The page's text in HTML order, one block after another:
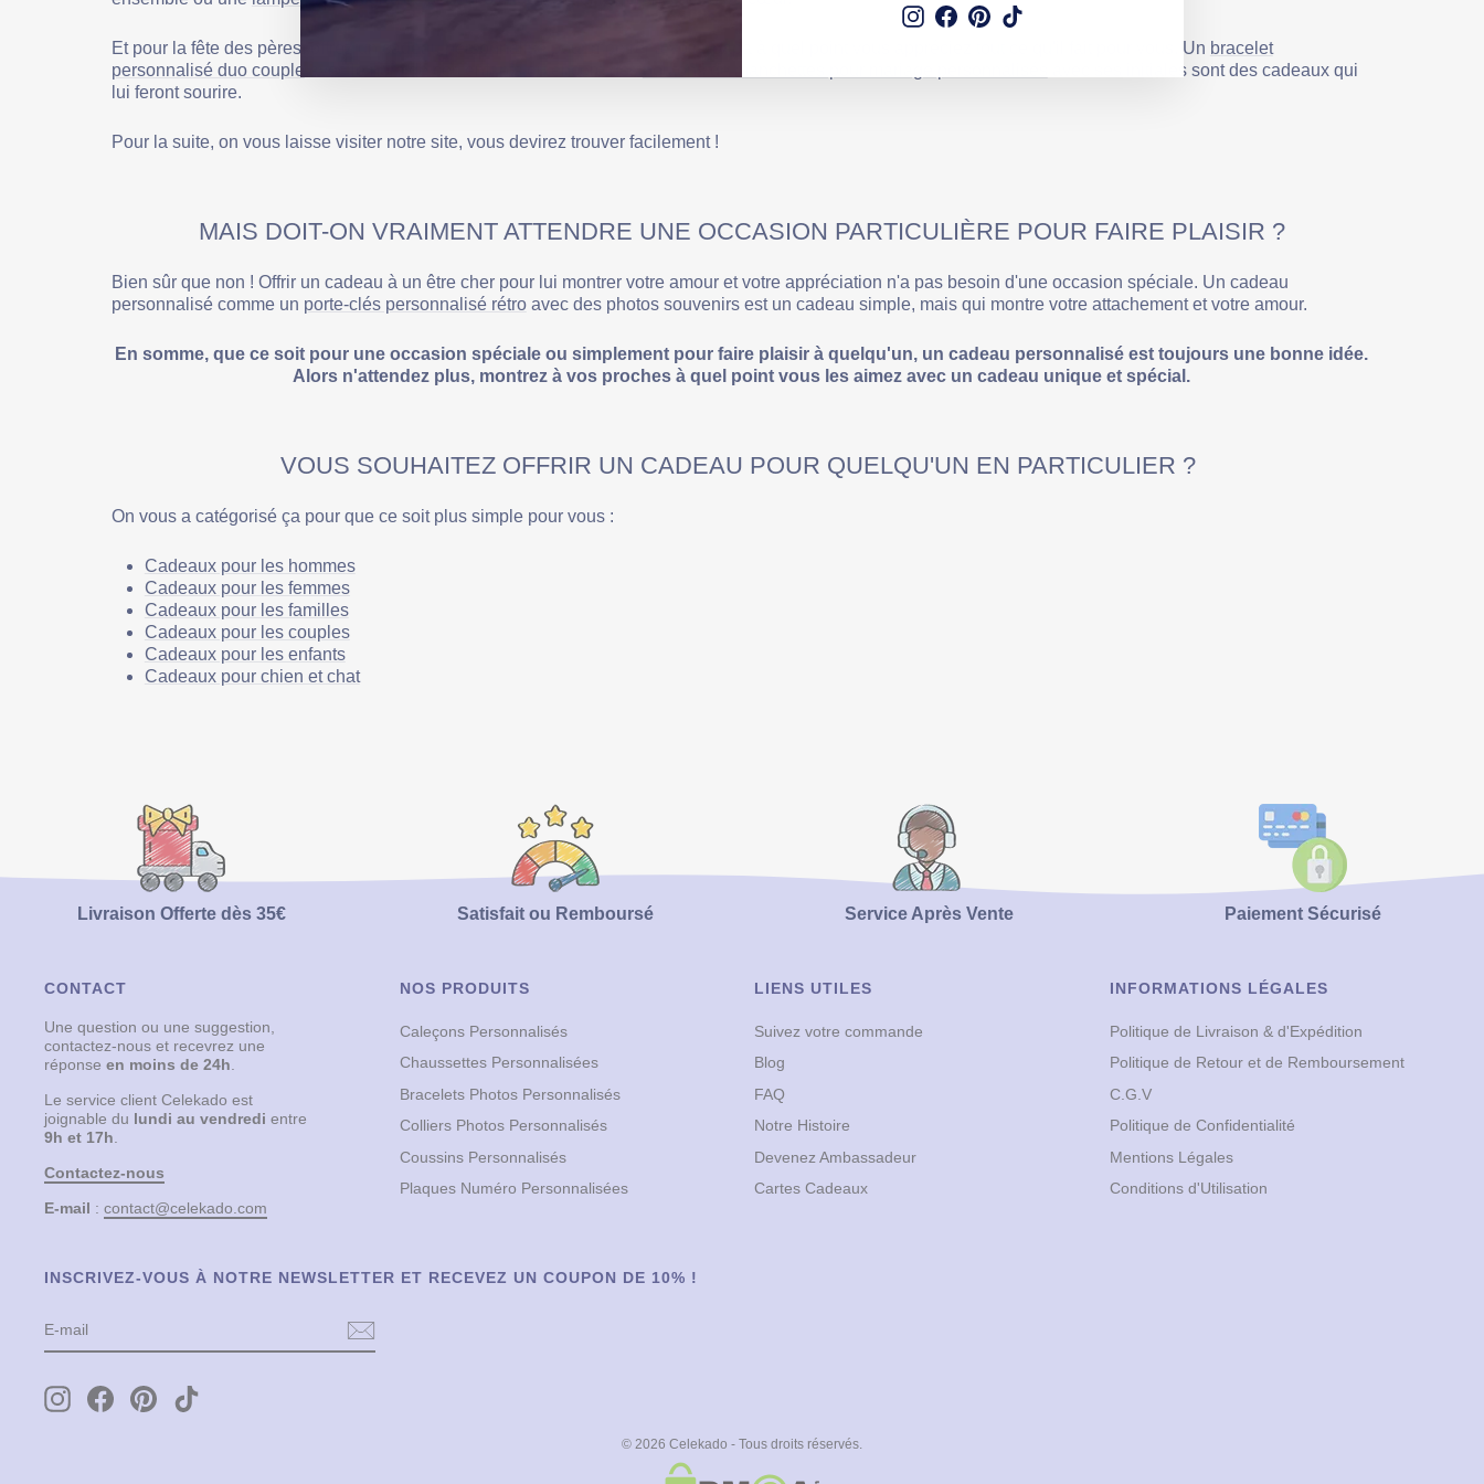
InstagramFacebook
Pinterest
Et pour la fête des pères, offrez un cadeau personnalisé pour montrer à votre papa à quel point vous appréciez tout ce qu'il fait pour vous. Un bracelet
personnalisé duo couple
avec ses initiales sont des cadeaux qui
lui feront sourire.
Pour la suite, on vous laisse visiter notre site, vous devirez trouver facilement !
MAIS DOIT-ON VRAIMENT ATTENDRE UNE OCCASION PARTICULIÈRE POUR FAIRE PLAISIR ?
Bien sûr que non ! Offrir un cadeau à un être cher pour lui montrer votre amour et votre appréciation n'a pas besoin d'une occasion spéciale. Un cadeau
personnalisé comme un porte-clés personnalisé rétroavec des photos souvenirs est un cadeau simple, mais qui montre votre attachement et votre amour.
En somme, que ce soit pour une occasion spéciale ou simplement pour faire plaisir à quelqu'un, un cadeau personnalisé est toujours une bonne idée.
Alors n'attendez plus, montrez à vos proches à quel point vous les aimez avec un cadeau unique et spécial.
VOUS SOUHAITEZ OFFRIR UN CADEAU POUR QUELQU'UN EN PARTICULIER ?
On vous a catégorisé ça pour que ce soit plus simple pour vous :
Cadeaux pour les hommes
Cadeaux pour les femmes
Cadeaux pour les familles
Cadeaux pour les couples
Cadeaux pour les enfants
Cadeaux pour chien et chat
Livraison Offerte dès 35€ Satisfait ou Remboursé Service Après Vente Paiement Sécurisé
CONTACT
Une question ou une suggestion,
contactez-nous et recevrez une
réponse en moins de 24h
Le service client Celekado est
joignable du
lundi au vendredi entre
9h et 17h
Contactez-nous
E-mail : contact@celekado.com
NOS PRODUITS
Caleçons Personnalisés
Chaussettes Personnalisées
Bracelets Photos Personnalisés
Colliers Photos Personnalisés
Coussins Personnalisés
Plaques Numéro Personnalisées
LIENS UTILES
Suivez votre commande
Blog
FAQ
Notre Histoire
Devenez Ambassadeur
Cartes Cadeaux
INFORMATIONS LÉGALES
Politique de Livraison & d'Expédition
Politique de Retour et de Remboursement
C.G.V
Politique de Confidentialité
Mentions Légales
Conditions d'Utilisation
INSCRIVEZ-VOUS À NOTRE NEWSLETTER ET RECEVEZ UN COUPON DE 10% !
MAIL
InstagramFacebookPinterest
© 2026 Celekado - Tous droits réservés.